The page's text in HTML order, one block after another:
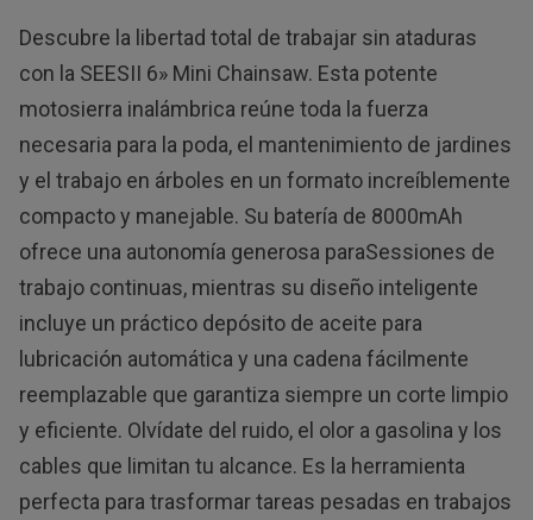
Descubre la libertad total de trabajar sin ataduras
con la SEESII 6» Mini Chainsaw. Esta potente
motosierra inalámbrica reúne toda la fuerza
necesaria para la poda, el mantenimiento de jardines
y el trabajo en árboles en un formato increíblemente
compacto y manejable. Su batería de 8000mAh
ofrece una autonomía generosa paraSessiones de
trabajo continuas, mientras su diseño inteligente
incluye un práctico depósito de aceite para
lubricación automática y una cadena fácilmente
reemplazable que garantiza siempre un corte limpio
y eficiente. Olvídate del ruido, el olor a gasolina y los
cables que limitan tu alcance. Es la herramienta
perfecta para trasformar tareas pesadas en trabajos